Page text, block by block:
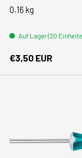
0.16 kg
Auf Lager (20
Normaler Preis
€3,50 EUR